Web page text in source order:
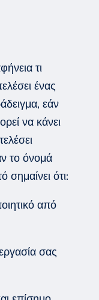
τι
ένας
εάν
να κάνει
το όνομά
σημαίνει ότι:
από
σας